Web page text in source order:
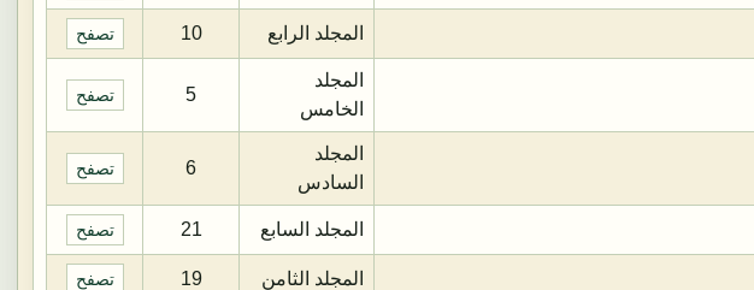
المجلد الرابع 10 تصفح
المجلد
الخامس
5 تصفح
المجلد
السادس
6 تصفح
المجلد السابع 21 تصفح
المجلد الثامن 19 تصفح